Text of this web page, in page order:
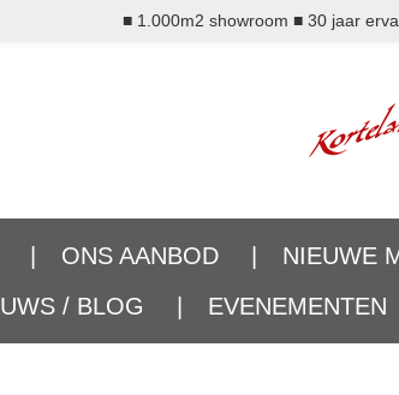
■ 1.000m2 showroom ■ 30 jaar
ONS AANBOD NIEUWE
/ BLOG
EVENEMENTEN